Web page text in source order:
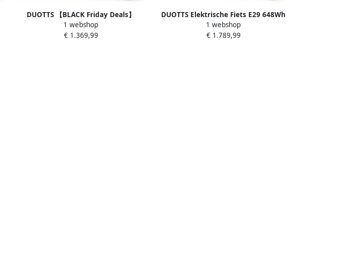
DUOTTS 【BLACK Friday Deals】
Elektrische Fiets F26-Lite 864Wh 18 Ah
Accu 100 km Bereik 250W Motor 26x4
1 webshop
€ 1.369,99
DUOTTS Elektrische Fiets E29 648Wh
13.5Ah Accu 90 km Bereik 48V 250W
Bafang Motor- 26x2.6 Inch All Terrain
1 webshop
€ 1.789,99